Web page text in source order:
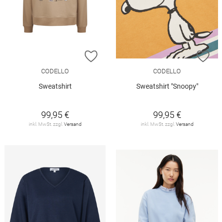
ZUR WUNSCHLISTE HINZUFÜGEN
CODELLO
Sweatshirt
99,95 €
inkl. MwSt. zzgl. Versand
CODELLO
Sweatshirt "Snoopy"
99,95 €
inkl. MwSt. zzgl. Versand